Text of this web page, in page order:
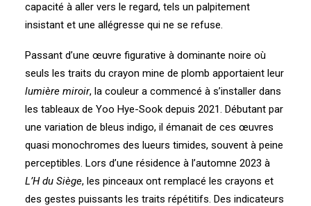
capacité à aller vers le regard, tels un palpitement
insistant et une allégresse qui ne se refuse.
Passant d’une œuvre figurative à dominante noire où
seuls les traits du crayon mine de plomb apportaient leur
lumière miroir, la couleur a commencé à s’installer dans
les tableaux de Yoo Hye-Sook depuis 2021. Débutant par
une variation de bleus indigo, il émanait de ces œuvres
quasi monochromes des lueurs timides, souvent à peine
perceptibles. Lors d’une résidence à l’automne 2023 à
L’H du Siège, les pinceaux ont remplacé les crayons et
des gestes puissants les traits répétitifs. Des indicateurs